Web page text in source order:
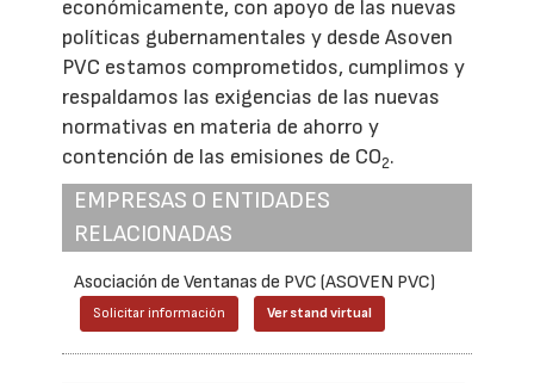
económicamente, con apoyo de las nuevas
políticas gubernamentales y desde Asoven
PVC estamos comprometidos, cumplimos y
respaldamos las exigencias de las nuevas
normativas en materia de ahorro y
contención de las emisiones de CO2.
EMPRESAS O ENTIDADES
RELACIONADAS
Asociación de Ventanas de PVC (ASOVEN PVC)
Solicitar información Ver stand virtual